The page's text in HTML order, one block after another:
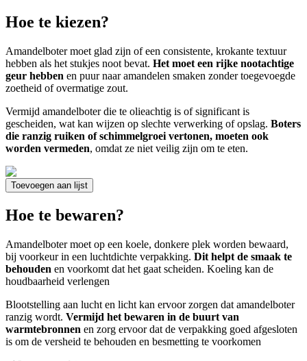
Hoe te kiezen?
Amandelboter moet glad zijn of een consistente, krokante textuur
hebben als het stukjes noot bevat. Het moet een rijke nootachtige
geur hebben en puur naar amandelen smaken zonder toegevoegde
zoetheid of overmatige zout.
Vermijd amandelboter die te olieachtig is of significant is
gescheiden, wat kan wijzen op slechte verwerking of opslag. Boters
die ranzig ruiken of schimmelgroei vertonen, moeten ook
worden vermeden, omdat ze niet veilig zijn om te eten.
Toevoegen aan lijst
Hoe te bewaren?
Amandelboter moet op een koele, donkere plek worden bewaard,
bij voorkeur in een luchtdichte verpakking. Dit helpt de smaak te
behouden en voorkomt dat het gaat scheiden. Koeling kan de
houdbaarheid verlengen
Blootstelling aan lucht en licht kan ervoor zorgen dat amandelboter
ranzig wordt. Vermijd het bewaren in de buurt van
warmtebronnen en zorg ervoor dat de verpakking goed afgesloten
is om de versheid te behouden en besmetting te voorkomen